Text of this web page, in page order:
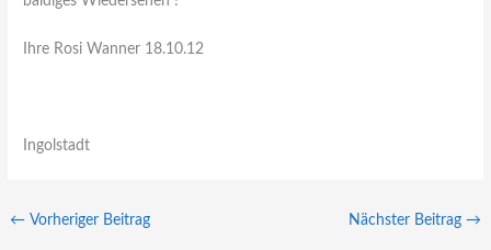
Ihre Rosi Wanner 18.10.12
Ingolstadt
← Vorheriger Beitrag Nächster Beitrag →